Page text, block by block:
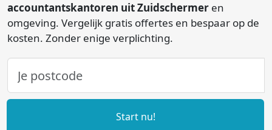
accountantskantoren uit Zuidschermer en
omgeving. Vergelijk gratis offertes en bespaar op de
kosten. Zonder enige verplichting.
Start nu!